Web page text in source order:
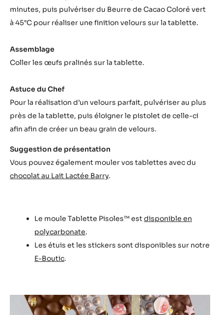
NID DE PRINTEMPS
Réalisation
Mouler la tablette avec duchocolat Blanc Zéphyr™.
Après démoulage, la placer au congélateur quelques
minutes, puis pulvériser du Beurre de Cacao Coloré vert
à 45°C pour réaliser une finition velours sur la tablette.
Assemblage
près de la tablette, puis éloigner le pistolet de celle-ci
chocolat au Lait Lactée Barry.